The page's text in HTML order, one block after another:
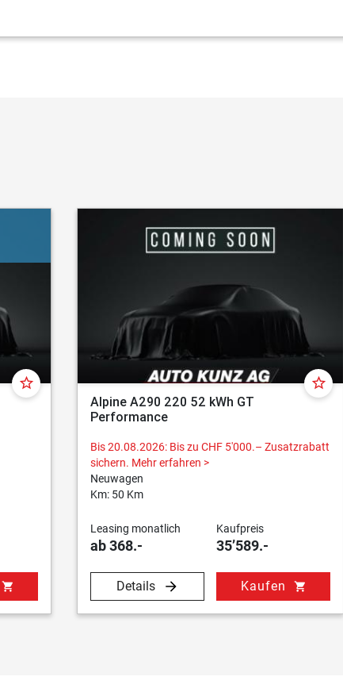
star_border
shopping_cart
star_border
Alpine A290 220 52 kWh GT
Performance
Bis 20.08.2026: Bis zu CHF 5'000.– Zusatzrabatt
sichern. Mehr erfahren >
Neuwagen
Km: 50 Km
Leasing monatlich
ab 368.-
Kaufpreis
35’589.-
Details Kaufen shopping_cart